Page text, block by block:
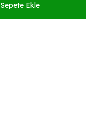
Sepete Ekle